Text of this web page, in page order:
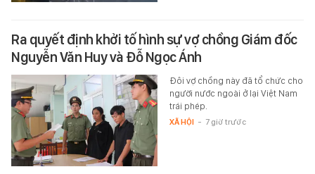
Ra quyết định khởi tố hình sự vợ chồng Giám đốc
Nguyễn Văn Huy và Đỗ Ngọc Ánh
Đôi vợ chồng này đã tổ chức cho
người nước ngoài ở lại Việt Nam
trái phép.
XÃ HỘI - 7 giờ trước